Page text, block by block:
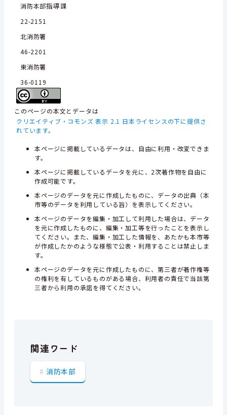
消防本部指導課
22-2151
北消防署
46-2201
東消防署
36-0119
このページの本文とデータは
クリエイティブ・コモンズ 表示 2.1 日本ライセンスの下に提供さ
れています。
本ページに掲載しているデータは、自由に利用・改変できま
す。
本ページに掲載しているデータを元に、2次著作物を自由に
作成可能です。
本ページのデータを元に作成したものに、データの出典（本
市等のデータを利用している旨）を表示してください。
本ページのデータを編集・加工して利用した場合は、データ
を元に作成したものに、編集・加工等を行ったことを表示し
てください。また、編集・加工した情報を、あたかも本市等
が作成したかのような様態で公表・利用することは禁止しま
す。
本ページのデータを元に作成したものに、第三者が著作権等
の権利を有しているものがある場合、利用者の責任で当該第
三者から利用の承諾を得てください。
関連ワード
消防本部